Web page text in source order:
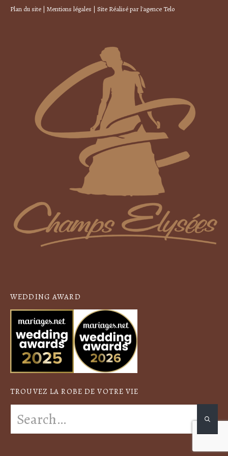
Plan du site | Mentions légales | Site Réalisé parl'agence Telo
WEDDING AWARD
TROUVEZ LA ROBE DE VOTRE VIE